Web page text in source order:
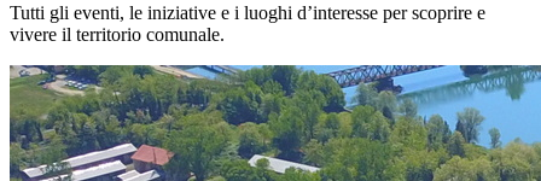
Tutti gli eventi, le iniziative e i luoghi d’interesse per scoprire e
vivere il territorio comunale.